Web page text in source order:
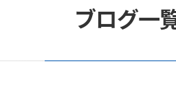
ブログ一